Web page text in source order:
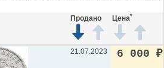
Продано Цена*
21.07.2023 6 000 ₽